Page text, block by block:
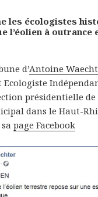
les écologistes
l’éolien à outrance
d’Antoine
présidentielle de
dans le Haut-
sapage Facebook